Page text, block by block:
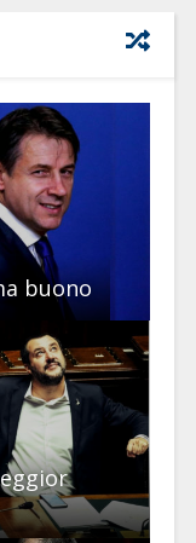
buono